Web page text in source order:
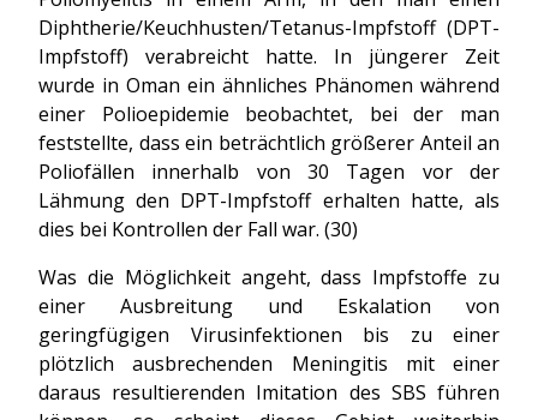
Diphtherie/Keuchhusten/Tetanus-Impfstoff (DPT-
Impfstoff) verabreicht hatte. In jüngerer Zeit
wurde in Oman ein ähnliches Phänomen während
einer Polioepidemie beobachtet, bei der man
feststellte, dass ein beträchtlich größerer Anteil an
Poliofällen innerhalb von 30 Tagen vor der
Lähmung den DPT-Impfstoff erhalten hatte, als
dies bei Kontrollen der Fall war. (30)
Was die Möglichkeit angeht, dass Impfstoffe zu
einer Ausbreitung und Eskalation von
geringfügigen Virusinfektionen bis zu einer
plötzlich ausbrechenden Meningitis mit einer
daraus resultierenden Imitation des SBS führen